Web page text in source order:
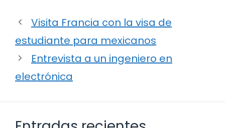
Visita Francia con la visa de
estudiante para mexicanos
Entrevista a un ingeniero en
electrónica